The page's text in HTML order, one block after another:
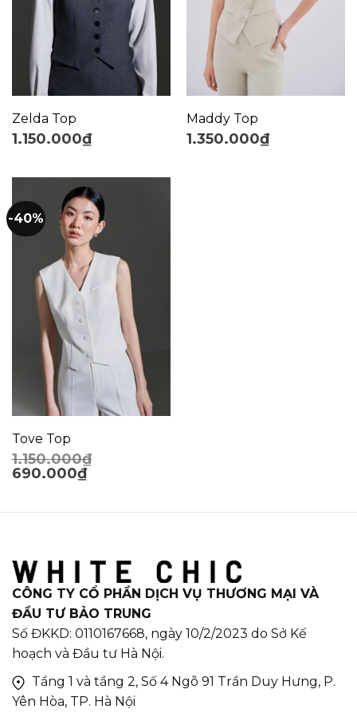
Zelda Top
1.150.000₫
Maddy Top
1.350.000₫
-40%
Tove Top
1.150.000₫
690.000₫
CÔNG TY CỔ PHẦN DỊCH VỤ THƯƠNG MẠI VÀ
ĐẦU TƯ BẢO TRUNG
Số ĐKKD: 0110167668, ngày 10/2/2023 do Sở Kế
hoạch và Đầu tư Hà Nội.
Tầng 1 và tầng 2, Số 4 Ngõ 91 Trần Duy Hưng, P.
Yên Hòa, TP. Hà Nội